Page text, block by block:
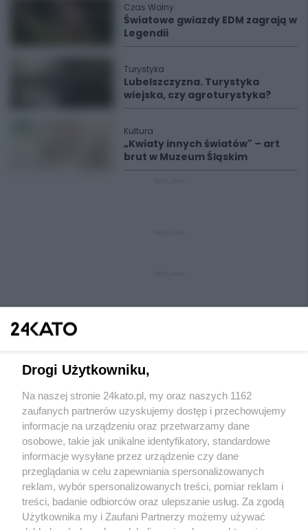
Czas Wolny
Światowe gwiazdy EDM zagrają w
Legendii
Turystyka
Lubelszczyzna. Turystyka
wiejska, czy agroturystyka?
Kultura
„Kwiaty innych światów" – art
brut w Muzeum Śląskim
Wydawca mediów lokalnych
Nie zapomnij
zapoznać się z:
polityką prywatności regulamin korzystania z portali
Twojemiasto Skontakuj sięz nami
Drogi Użytkowniku,
Na naszej stronie 24kato.pl, my oraz naszych 1162
zaufanych partnerów uzyskujemy dostęp i przechowujemy
informacje na urządzeniu oraz przetwarzamy dane
osobowe, takie jak unikalne identyfikatory, standardowe
informacje wysyłane przez urządzenie czy dane
przeglądania w celu zapewniania spersonalizowanych
reklam, wybór spersonalizowanych treści, pomiar reklam i
treści, badanie odbiorców oraz ulepszanie usług. Za zgodą
Użytkownika my i Zaufani Partnerzy możemy używać